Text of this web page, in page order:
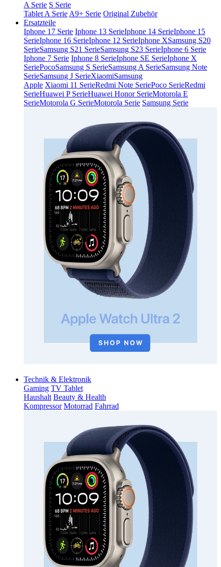
A Serie S Serie
Tablet A Serie A9+ Serie Original Zubehör
Ersatzteile
Iphone 17 Serie Iphone 13 SerieIphone 14 SerieIphone 15
SerieIphone 16 SerieIphone 12 SerieIphone XSamsung S20
SerieSamsung S21 SerieSamsung S23 SerieIphone 6 Serie
Iphone 7 Serie Iphone 8 SerieIphone SE SerieIphone X
SeriePocoSamsung S SerieSamsung A SerieSamsung Note
SerieSamsung J SerieXiaomiSamsung
Apple Xiaomi 11 SerieRedmi Note SeriePoco SerieRedmi
SerieHuawei P SerieHuawei Honor SerieMotorola E
SerieMotorola G SerieMotorola Serie Samsung Serie
Technik & Elektronik
Gaming TV Tablet
Haushalt Beauty & Health
Kompressor Motorrad Fahrrad